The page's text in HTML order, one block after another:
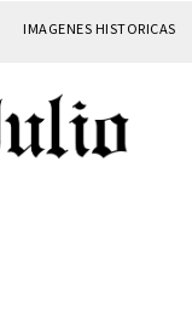
IMAGENES HISTORICAS